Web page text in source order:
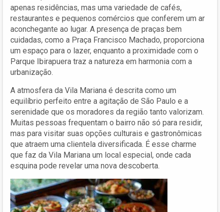
apenas residências, mas uma variedade de cafés,
restaurantes e pequenos comércios que conferem um ar
aconchegante ao lugar. A presença de praças bem
cuidadas, como a Praça Francisco Machado, proporciona
um espaço para o lazer, enquanto a proximidade com o
Parque Ibirapuera traz a natureza em harmonia com a
urbanização.
A atmosfera da Vila Mariana é descrita como um
equilíbrio perfeito entre a agitação de São Paulo e a
serenidade que os moradores da região tanto valorizam.
Muitas pessoas frequentam o bairro não só para residir,
mas para visitar suas opções culturais e gastronômicas
que atraem uma clientela diversificada. É esse charme
que faz da Vila Mariana um local especial, onde cada
esquina pode revelar uma nova descoberta.